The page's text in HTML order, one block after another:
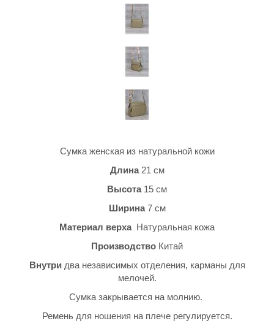
Сумка женская из натуральной кожи
Длина21 см
Высота 15 см
Ширина7 см
Материал верха Натуральная кожа
Производство Китай
Внутридва независимых отделения, карманы для
мелочей.
Сумка закрывается на молнию.
Ремень для ношения на плече регулируется.